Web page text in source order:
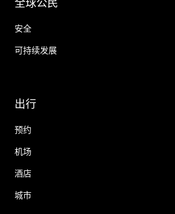
全球公民
安全
可持续发展
出行
预约
机场
酒店
城市